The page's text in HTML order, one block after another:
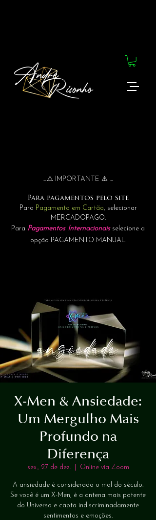
_⚠️ IMPORTANTE ⚠️ _
Para pagamentos pelo site
Para Pagamento em Cartão, selecionar
MERCADOPAGO.
Para Pagamentos Internacionais selecione a
opção PAGAMENTO MANUAL.
X-Men & Ansiedade:
Um Mergulho Mais
Profundo na
Diferença
sex., 27 de dez.
  |
Online via Zoom
A ansiedade é considerada o mal do século.
Se você é um X-Men, é a antena mais potente
do Universo e capta indiscriminadamente
sentimentos e emoções.